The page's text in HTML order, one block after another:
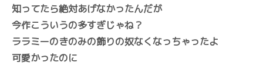
知ってたら絶対あげなかったんだが
今作こういうの多すぎじゃね？
ララミーのきのみの飾りの奴なくなっちゃったよ
可愛かったのに